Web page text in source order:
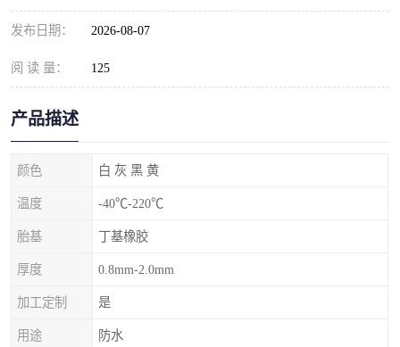
发布日期： 2026-08-07
阅 读 量： 125
产品描述
颜色 白 灰 黑 黄
温度 -40℃-220℃
胎基 丁基橡胶
厚度 0.8mm-2.0mm
加工定制 是
用途 防水